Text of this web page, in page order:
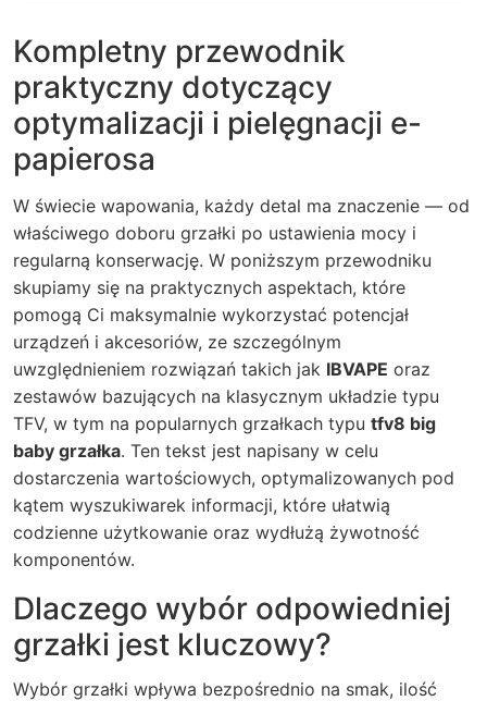
Kompletny przewodnik
praktyczny dotyczący
optymalizacji i pielęgnacji e-
papierosa
W świecie wapowania, każdy detal ma znaczenie — od
właściwego doboru grzałki po ustawienia mocy i
regularną konserwację. W poniższym przewodniku
skupiamy się na praktycznych aspektach, które
pomogą Ci maksymalnie wykorzystać potencjał
urządzeń i akcesoriów, ze szczególnym
uwzględnieniem rozwiązań takich jak IBVAPE oraz
zestawów bazujących na klasycznym układzie typu
TFV, w tym na popularnych grzałkach typu tfv8 big
baby grzałka. Ten tekst jest napisany w celu
dostarczenia wartościowych, optymalizowanych pod
kątem wyszukiwarek informacji, które ułatwią
codzienne użytkowanie oraz wydłużą żywotność
komponentów.
Dlaczego wybór odpowiedniej
grzałki jest kluczowy?
Wybór grzałki wpływa bezpośrednio na smak, ilość